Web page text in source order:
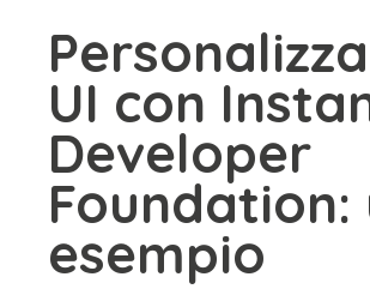
UI con
Developer
Foundation:
esempio